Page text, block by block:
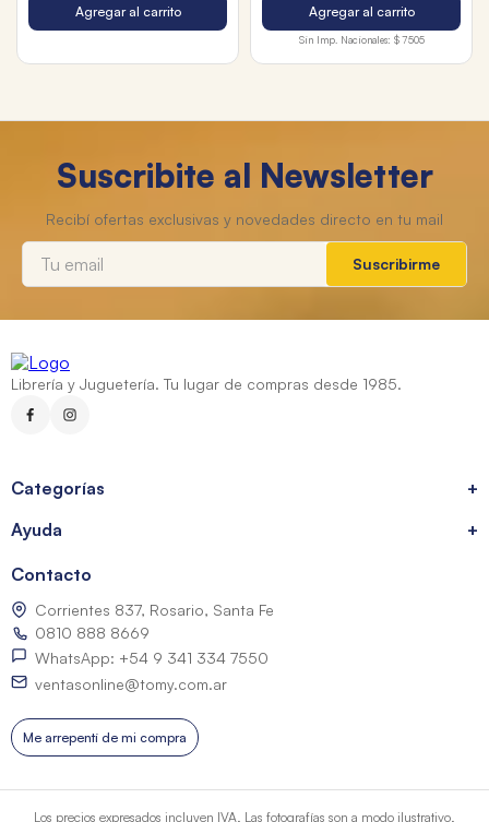
Agregar al carrito Agregar al carrito
Sin Imp. Nacionales: $ 7505
Suscribite al Newsletter
Suscribirme
Librería y Juguetería. Tu lugar de compras desde 1985.
Categorías
+
Ayuda
+
Contacto
Corrientes 837, Rosario, Santa Fe
0810 888 8669
WhatsApp: +54 9 341 334 7550
ventasonline@tomy.com.ar
Me arrepentí de mi compra
Los precios expresados incluyen IVA. Las fotografías son a modo ilustrativo.